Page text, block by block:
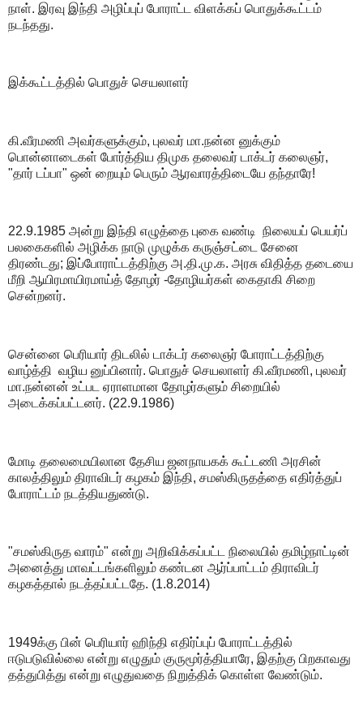
நாள். இரவு இந்தி அழிப்புப் போராட்ட விளக்கப் பொதுக்கூட்டம்
நடந்தது.
இக்கூட்டத்தில் பொதுச் செயலாளர்
கி.வீரமணி அவர்களுக்கும், புலவர் மா.நன்ன னுக்கும்
பொன்னாடைகள் போர்த்திய திமுக தலைவர் டாக்டர் கலைஞர்,
"தார் டப்பா" ஒன் றையும் பெரும் ஆரவாரத்திடையே தந்தாரே!
22.9.1985 அன்று இந்தி எழுத்தை புகை வண்டி நிலையப் பெயர்ப்
பலகைகளில் அழிக்க நாடு முழுக்க கருஞ்சட்டை சேனை
திரண்டது; இப்போராட்டத்திற்கு அ.தி.மு.க. அரசு விதித்த தடையை
மீறி ஆயிரமாயிரமாய்த் தோழர் -தோழியர்கள் கைதாகி சிறை
சென்றனர்.
சென்னை பெரியார் திடலில் டாக்டர் கலைஞர் போராட்டத்திற்கு
வாழ்த்தி வழிய னுப்பினார். பொதுச் செயலாளர் கி.வீரமணி, புலவர்
மா.நன்னன் உட்பட ஏராளமான தோழர்களும் சிறையில்
அடைக்கப்பட்டனர். (22.9.1986)
மோடி தலைமையிலான தேசிய ஜனநாயகக் கூட்டணி அரசின்
காலத்திலும் திராவிடர் கழகம் இந்தி, சமஸ்கிருதத்தை எதிர்த்துப்
போராட்டம் நடத்தியதுண்டு.
"சமஸ்கிருத வாரம்" என்று அறிவிக்கப்பட்ட நிலையில் தமிழ்நாட்டின்
அனைத்து மாவட்டங்களிலும் கண்டன ஆர்ப்பாட்டம் திராவிடர்
கழகத்தால் நடத்தப்பட்டதே. (1.8.2014)
1949க்கு பின் பெரியார் ஹிந்தி எதிர்ப்புப் போராட்டத்தில்
ஈடுபடுவில்லை என்று எழுதும் குருமூர்த்தியாரே, இதற்கு பிறகாவது
தத்துபித்து என்று எழுதுவதை நிறுத்திக் கொள்ள வேண்டும்.